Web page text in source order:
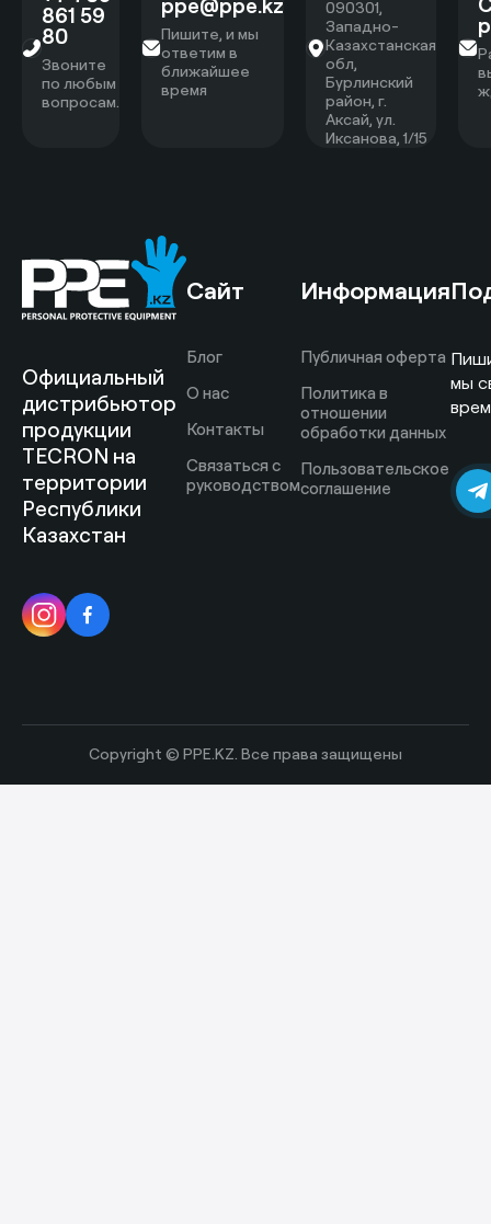
861 59
80
Звоните
по любым
вопросам.
ppe@ppe.kz
Пишите, и мы
ответим в
ближайшее
время
090301,
Западно-
Казахстанская
обл,
Бурлинский
район, г.
Аксай, ул.
Иксанова, 1/15
Официальный
дистрибьютор
продукции
TECRON на
территории
Республики
Казахстан
Сайт
Блог
О нас
Контакты
Связаться с
руководством
Информация
Публичная оферта
Политика в
отношении
обработки данных
Пользовательское
соглашение
мы
Copyright © PPE.KZ. Все права защищены